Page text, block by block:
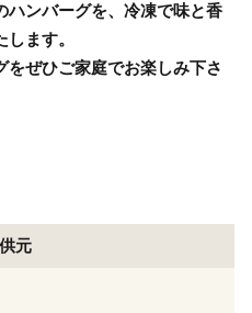
ハンバーグを、冷凍で味と香
ます。
ぜひご家庭でお楽しみ下さ
元